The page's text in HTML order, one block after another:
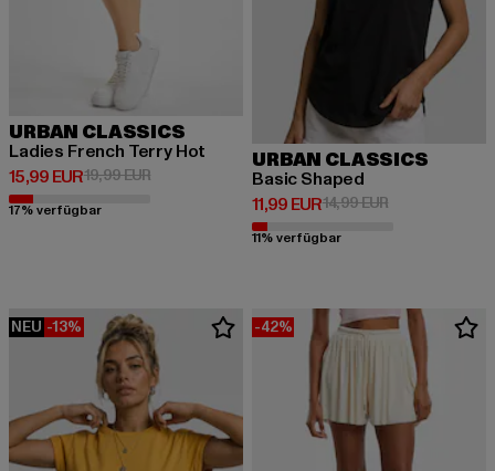
URBAN CLASSICS
Ladies French Terry Hot
15,99 EUR
Derzeitiger Preis: 15,99 EUR
19,99 EURAktionspreis: 19,99 EUR
17% verfügbar
URBAN CLASSICS
Basic Shaped
11,99 EUR
Derzeitiger Preis: 11,99 EUR
14,99 EURAktionspreis:
11% verfügbar
NEU -13% -42%